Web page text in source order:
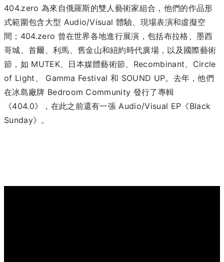
404.zero 為來自俄羅斯的雙人藝術家組合，他們的作品形
式範圍包含大型 Audio/Visual 體驗、現場表演和虛擬空
間；404.zero 曾在世界各地進行展演，包括布拉格、墨西
哥城、首爾、利馬、舊金山和紐約時代廣場，以及國際藝術
節，如 MUTEK、日本媒體藝術節、Recombinant、Circle
of Light、 Gamma Festival 和 SOUND UP。去年，他們
在冰島廠牌 Bedroom Community 發行了專輯
《404.0》，在此之前還有一張 Audio/Visual EP《Black
Sunday》。